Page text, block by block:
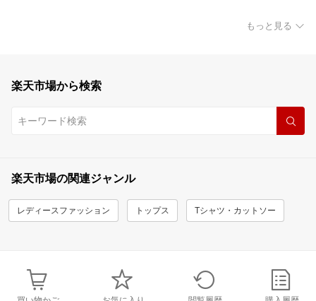
もっと見る
楽天市場から検索
楽天市場の関連ジャンル
レディースファッション トップス Tシャツ・カットソー